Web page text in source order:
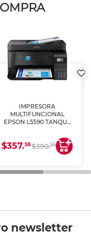
IMPRESORA
MULTIFUNCIONAL
EPSON L5590 TANQUE
COPIA Y ESCANEA)
$357.38$390.55
newsletter